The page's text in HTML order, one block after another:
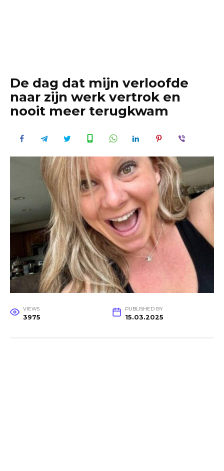
De dag dat mijn verloofde
naar zijn werk vertrok en
nooit meer terugkwam
VIEWS
3975
PUBLISHED BY
15.03.2025